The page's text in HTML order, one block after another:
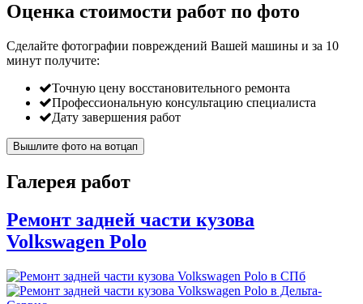
Оценка стоимости работ по фото
Сделайте фотографии повреждений Вашей машины и за 10
минут получите:
Точную цену восстановительного ремонта
Профессиональную консультацию специалиста
Дату завершения работ
Вышлите фото на вотцап
Галерея работ
Ремонт задней части кузова
Volkswagen Polo